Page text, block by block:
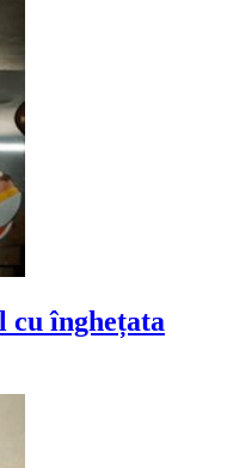
cu înghețata